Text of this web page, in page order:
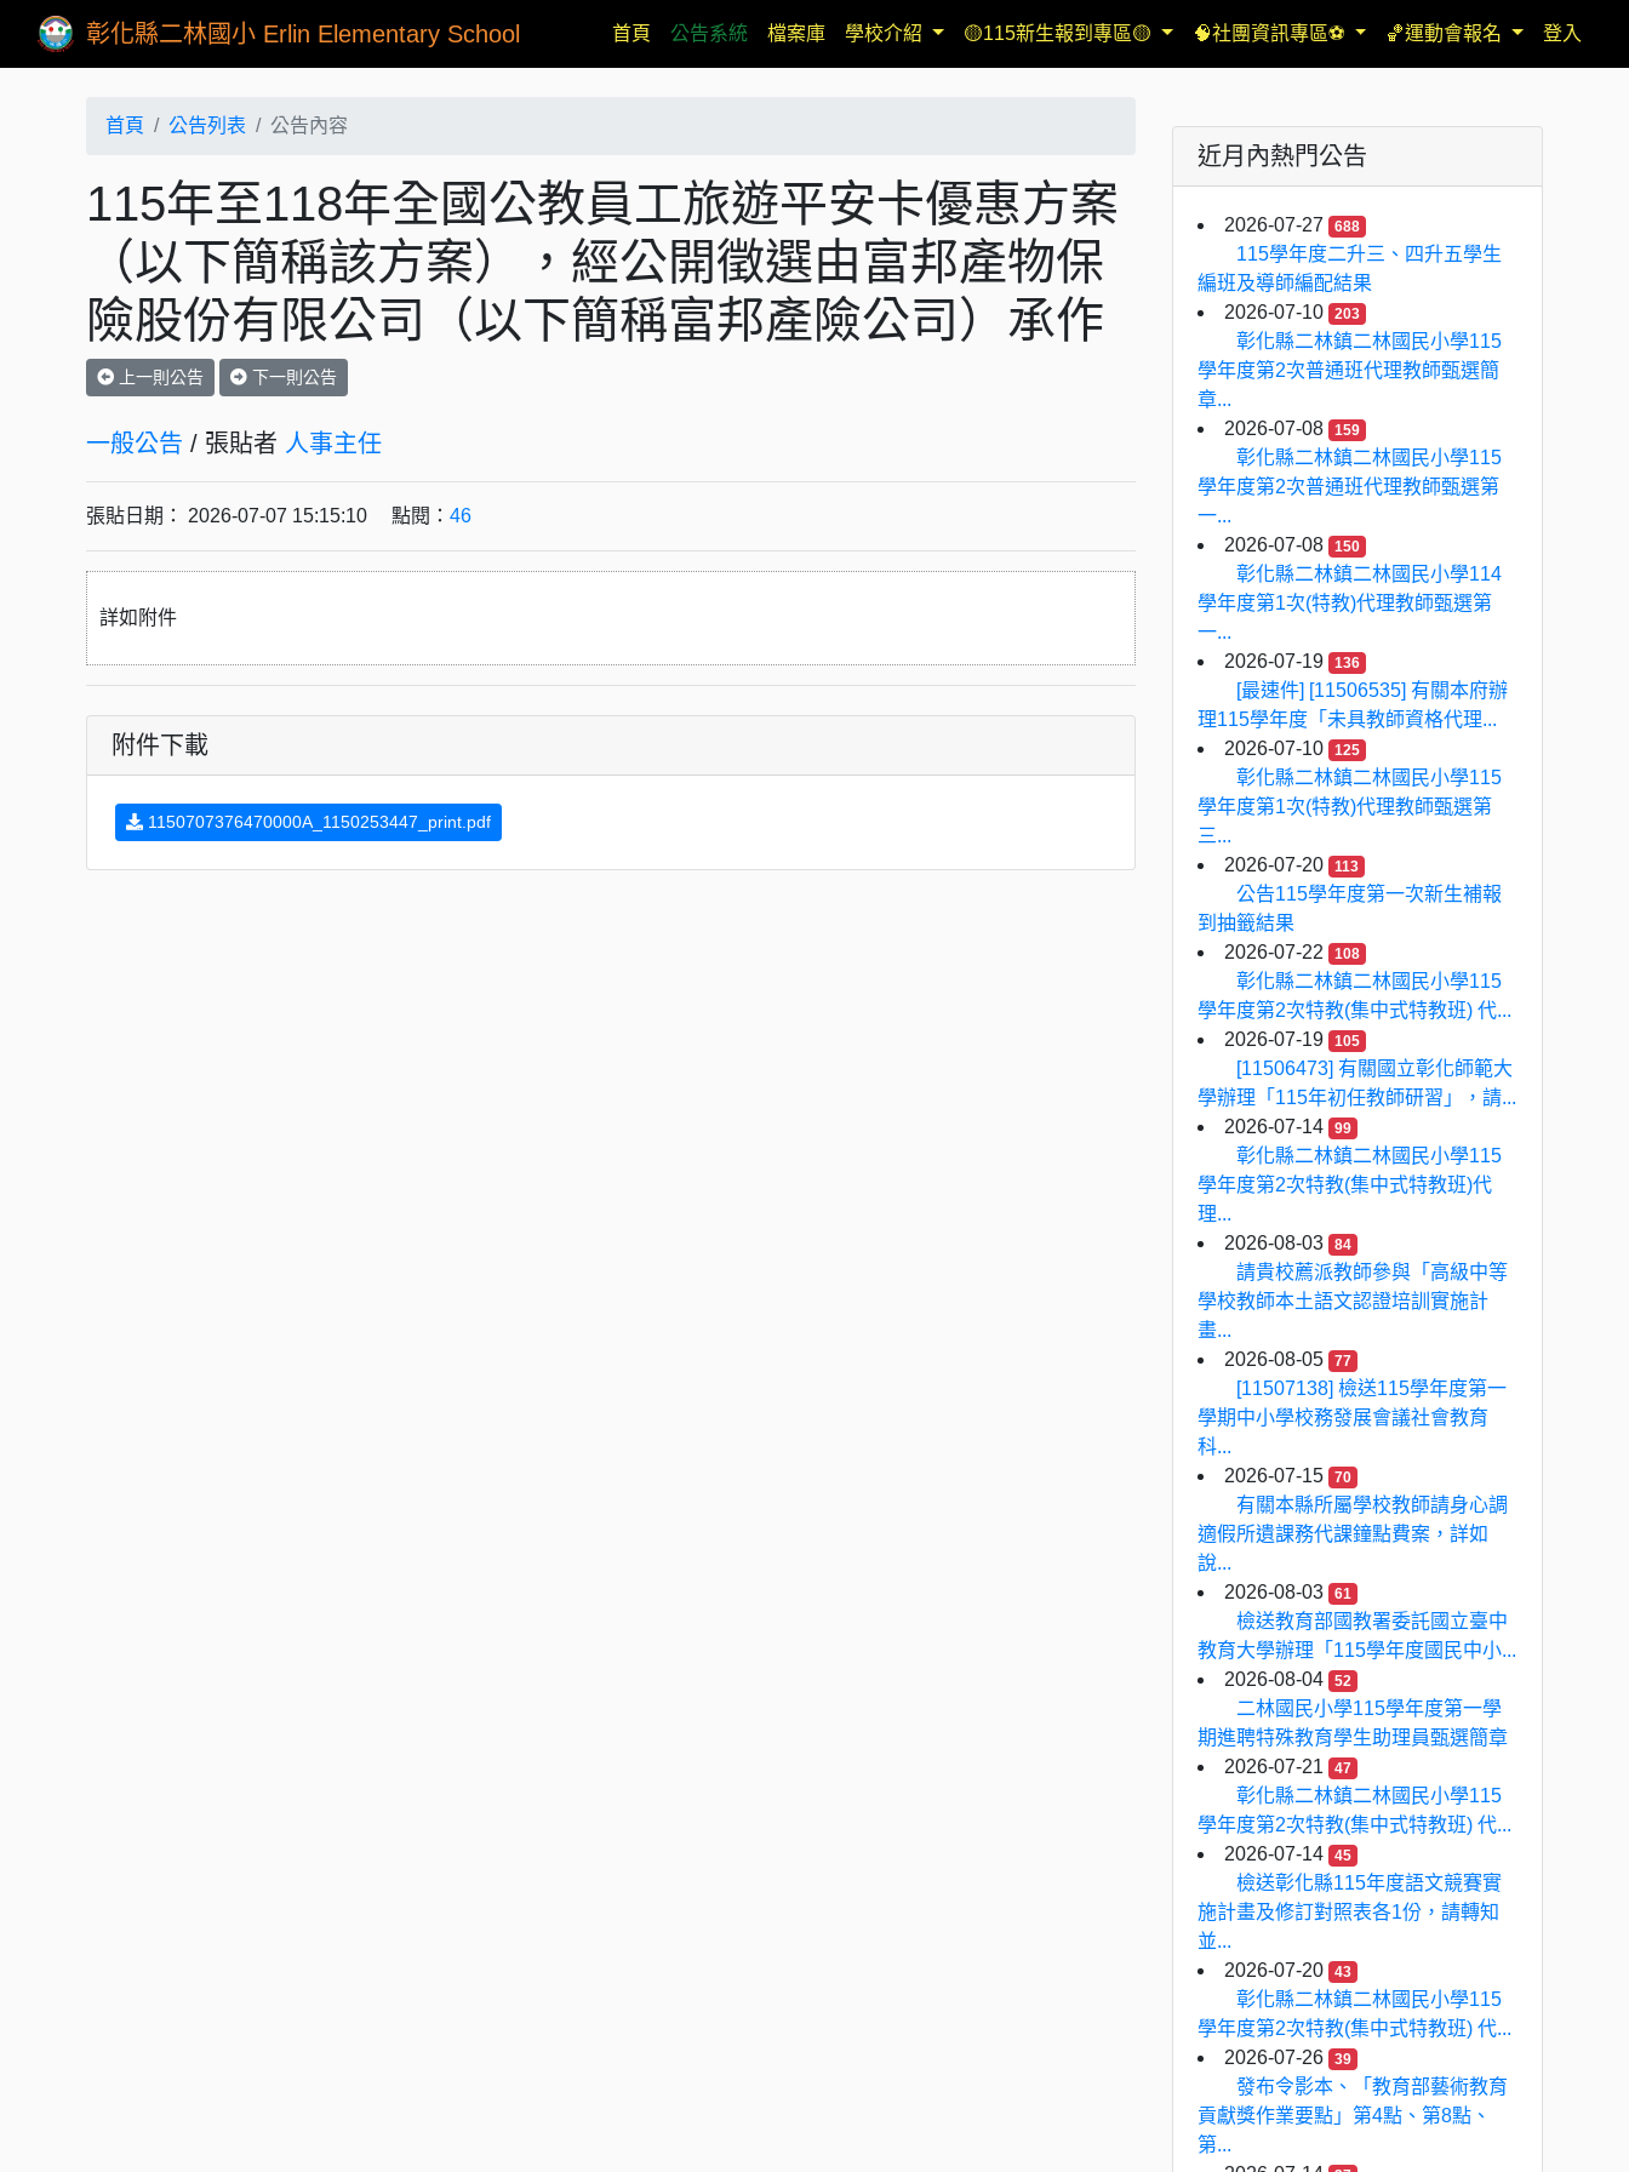
彰化縣二林國小 Erlin Elementary School 首頁 (current)
公告系統 檔案庫 學校介紹 🟡115新生報到專區🟡 🧠社團資訊專區⚽ 🏀運動會報名 登入
首頁 公告列表 公告內容
115年至118年全國公教員工旅遊平安卡優惠方案
（以下簡稱該方案），經公開徵選由富邦產物保
險股份有限公司（以下簡稱富邦產險公司）承作
上一則公告 下一則公告
一般公告 / 張貼者 人事主任
張貼日期： 2026-07-07 15:15:10 點閱： 46
詳如附件
附件下載
1150707376470000A_1150253447_print.pdf
近月內熱門公告
2026-07-27 688
115學年度二升三、四升五學生
編班及導師編配結果
2026-07-10
203
彰化縣二林鎮二林國民小學115
學年度第2次普通班代理教師甄選簡
章...
2026-07-08
159
彰化縣二林鎮二林國民小學115
學年度第2次普通班代理教師甄選第
一...
2026-07-08
150
彰化縣二林鎮二林國民小學114
學年度第1次(特教)代理教師甄選第
一...
2026-07-19
136
[最速件] [11506535] 有關本府辦
理115學年度「未具教師資格代理...
2026-07-10
125
彰化縣二林鎮二林國民小學115
學年度第1次(特教)代理教師甄選第
三...
2026-07-20
113
公告115學年度第一次新生補報
到抽籤結果
2026-07-22
108
彰化縣二林鎮二林國民小學115
學年度第2次特教(集中式特教班) 代...
2026-07-19
105
[11506473] 有關國立彰化師範大
學辦理「115年初任教師研習」，請...
2026-07-14
99
彰化縣二林鎮二林國民小學115
學年度第2次特教(集中式特教班)代
理...
2026-08-03
84
請貴校薦派教師參與「高級中等
學校教師本土語文認證培訓實施計
畫...
2026-08-05
77
[11507138] 檢送115學年度第一
學期中小學校務發展會議社會教育
科...
2026-07-15
70
有關本縣所屬學校教師請身心調
適假所遺課務代課鐘點費案，詳如
說...
2026-08-03
61
檢送教育部國教署委託國立臺中
教育大學辦理「115學年度國民中小...
2026-08-04
52
二林國民小學115學年度第一學
期進聘特殊教育學生助理員甄選簡章
2026-07-21
47
彰化縣二林鎮二林國民小學115
學年度第2次特教(集中式特教班) 代...
2026-07-14
45
檢送彰化縣115年度語文競賽實
施計畫及修訂對照表各1份，請轉知
並...
2026-07-20
43
彰化縣二林鎮二林國民小學115
學年度第2次特教(集中式特教班) 代...
2026-07-26
39
發布令影本、「教育部藝術教育
貢獻獎作業要點」第4點、第8點、
第...